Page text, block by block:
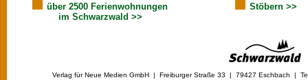
über 2500 Ferienwohnungen
im Schwarzwald >>
Stöbern >>
Verlag für Neue Medien GmbH | Freiburger Straße 33 | 79427 Eschbach |